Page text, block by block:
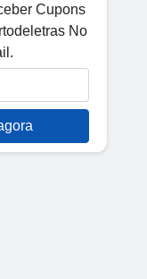
Cupons
No